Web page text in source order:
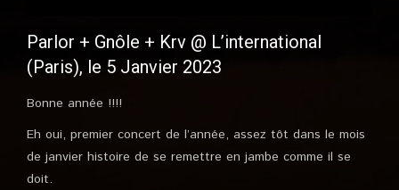
Parlor + Gnôle + Krv @ L’international
(Paris), le 5 Janvier 2023
Bonne année !!!!
Eh oui, premier concert de l’année, assez tôt dans le mois
de janvier histoire de se remettre en jambe comme il se
doit.